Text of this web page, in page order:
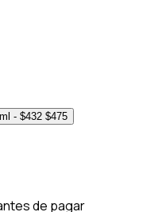
10ml - $432 $475
de pagar